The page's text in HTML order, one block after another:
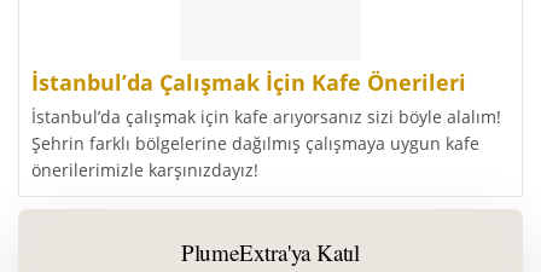
İstanbul’da Çalışmak İçin Kafe Önerileri
İstanbul’da çalışmak için kafe arıyorsanız sizi böyle alalım!
Şehrin farklı bölgelerine dağılmış çalışmaya uygun kafe
önerilerimizle karşınızdayız!
PlumeExtra'ya Katıl